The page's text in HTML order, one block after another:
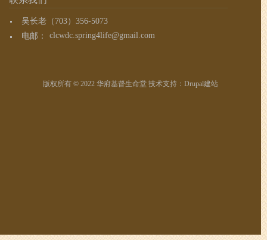
吴长老（703）356-5073
电邮：
clcwdc.spring4life@gmail.com
版权所有 © 2022 华府基督生命堂 技术支持： Drupal建站